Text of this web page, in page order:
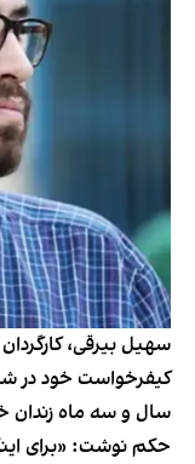
سهیل بیرقی،
کیفرخواست خود در
سال و سه ماه زندان
حکم نوشت: «برای